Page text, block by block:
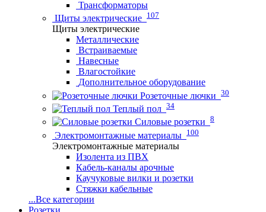
Трансформаторы
Щиты электрические 107
Щиты электрические
Металлические
Встраиваемые
Навесные
Влагостойкие
Дополнительное оборудование
Розеточные лючки 30
Теплый пол 34
Силовые розетки 8
Электромонтажные материалы 100
Электромонтажные материалы
Изолента из ПВХ
Кабель-каналы арочные
Каучуковые вилки и розетки
Стяжки кабельные
...Все категории
Розетки